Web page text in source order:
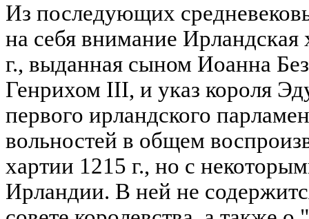
Из последующих
на себя внимание Ирландская
г., выданная сыном Иоанна
Генрихом III, и указ короля
первого ирландского
вольностей в общем
хартии 1215 г., но с
Ирландии. В ней не